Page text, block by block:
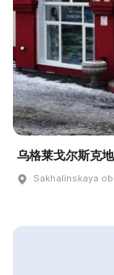
乌格莱戈尔斯克
Sakhalinskaya